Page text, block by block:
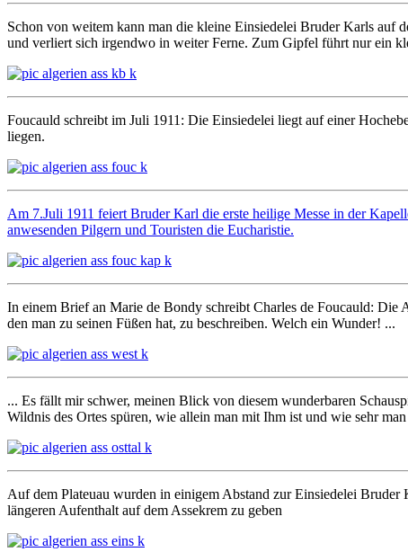
Schon von weitem kann man die kleine Einsiedelei Bruder Karls auf
und verliert sich irgendwo in weiter Ferne. Zum Gipfel führt nur ein
Foucauld schreibt im Juli 1911: Die Einsiedelei liegt auf einer
liegen.
Am 7.Juli 1911 feiert Bruder Karl die erste heilige Messe in der
anwesenden Pilgern und Touristen die Eucharistie.
In einem Brief an Marie de Bondy schreibt Charles de Foucauld: Die
den man zu seinen Füßen hat, zu beschreiben. Welch ein Wunder! ...
... Es fällt mir schwer, meinen Blick von diesem wunderbaren
Wildnis des Ortes spüren, wie allein man mit Ihm ist und wie sehr
Auf dem Plateuau wurden in einigem Abstand zur Einsiedelei
längeren Aufenthalt auf dem Assekrem zu geben